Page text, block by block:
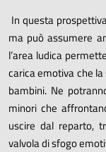
In questa
ma può assumere
l’area ludica
carica emotiva che
bambini. Ne
minori che
uscire dal reparto,
valvola di sfogo